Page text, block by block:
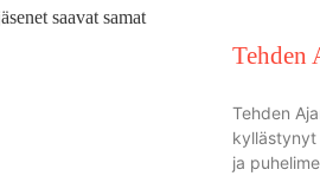
saavat samat
Tehden
Tehden
kyllästynyt
ja